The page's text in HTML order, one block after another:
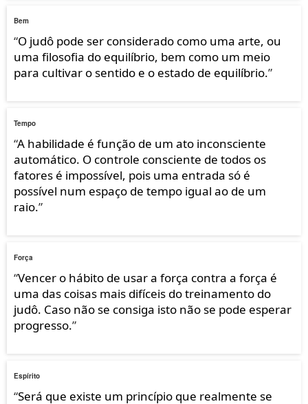
Bem
“O judô pode ser considerado como uma arte, ou
uma filosofia do equilíbrio, bem como um meio
para cultivar o sentido e o estado de equilíbrio.”
Tempo
“A habilidade é função de um ato inconsciente
automático. O controle consciente de todos os
fatores é impossível, pois uma entrada só é
possível num espaço de tempo igual ao de um
raio.”
Força
“Vencer o hábito de usar a força contra a força é
uma das coisas mais difíceis do treinamento do
judô. Caso não se consiga isto não se pode esperar
progresso.”
Espírito
“Será que existe um princípio que realmente se